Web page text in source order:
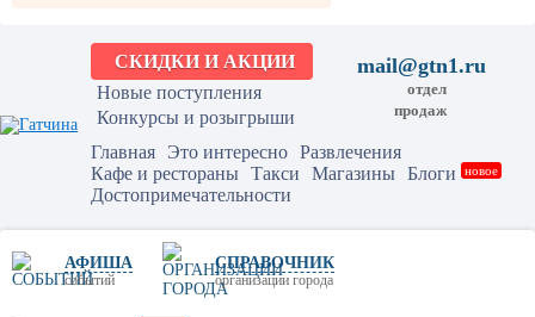
СКИДКИ И АКЦИИ
Новые поступления
Конкурсы и розыгрыши
mail@gtn1.ru
отдел
продаж
Главная Это интересно Развлечения
Кафе и рестораны Такси Магазины Блоги новое
Достопримечательности
АФИША
событий
СПРАВОЧНИК
организации города